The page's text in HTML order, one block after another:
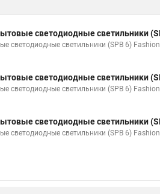
светодиодные светильники
светодиодные светильники (SPB 6)
светодиодные светильники
светодиодные светильники (SPB 6)
светодиодные светильники
светодиодные светильники (SPB 6)